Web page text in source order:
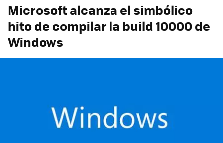
Microsoft alcanza el simbólico
hito de compilar la build 10000 de
Windows